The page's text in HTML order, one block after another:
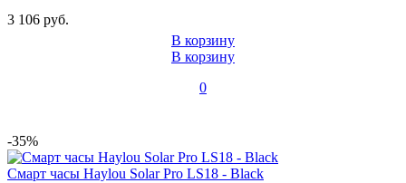
3 106 руб.
В корзину
В корзину
0
-35%
Смарт часы Haylou Solar Pro LS18 - Black